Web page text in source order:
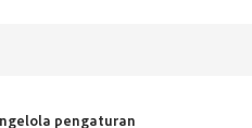
pengaturan